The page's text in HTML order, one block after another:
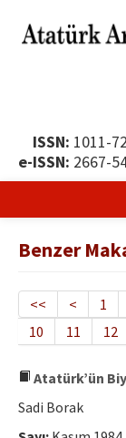
ISSN: 1011-
e-ISSN: 2667-
Yayın
Dergi Kurulları
Yayın İlkeleri
Etik İlkeler
Benzer
<< < 1
10
11 12
Atatürk’ün
Sadi Borak